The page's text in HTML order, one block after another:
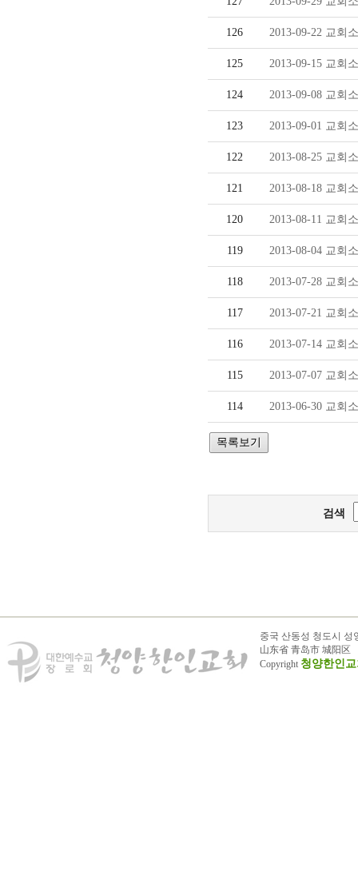
126 2013-09-22 교회
125 2013-09-15 교회
124 2013-09-08 교회
123 2013-09-01 교회
122 2013-08-25 교회
121 2013-08-18 교회
120 2013-08-11 교회
119 2013-08-04 교회
118 2013-07-28 교회
117 2013-07-21 교회
116 2013-07-14 교회
115 2013-07-07 교회
114 2013-06-30 교회
검색
중국 산동성 청도시 성
山东省 青岛市 城阳区
Copyright 청양한인